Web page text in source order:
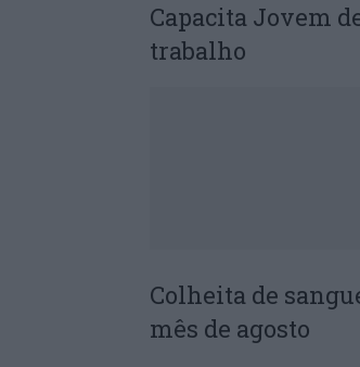
Capacita Jovem
trabalho
Colheita de
mês de agosto